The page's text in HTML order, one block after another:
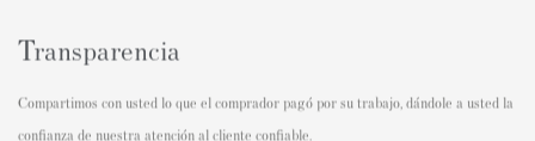
Transparencia
Compartimos con usted lo que el comprador pagó por su trabajo, dándole a usted la
confianza de nuestra atención al cliente confiable.